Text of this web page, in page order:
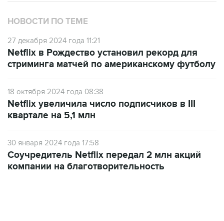
НОВОСТИ ПО ТЕМЕ
27 декабря 2024 года 11:21
Netflix в Рождество установил рекорд для
стриминга матчей по американскому футболу
18 октября 2024 года 08:38
Netflix увеличила число подписчиков в III
квартале на 5,1 млн
30 января 2024 года 17:58
Соучредитель Netflix передал 2 млн акций
компании на благотворительность